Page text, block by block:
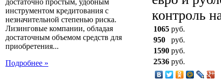
инструментом кредитования с
незначительной степенью риска.
Лизинговые компании, обладая
достаточным объемом средств для
приобретения...
Подробнее »
контроль
1065 руб.
950
руб.
1590 руб.
2536 руб.